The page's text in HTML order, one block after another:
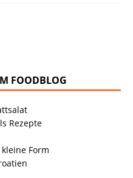
FOODBLOG
Rezepte
Form